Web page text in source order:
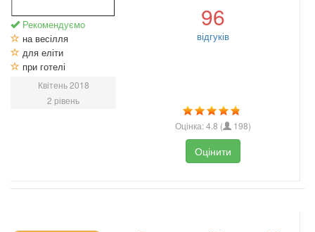
Рекомендуємо
на весілля
для еліти
при готелі
Квітень 2018
2 рівень
96
відгуків
Оцінка:4.8 ( 198)
Оцінити